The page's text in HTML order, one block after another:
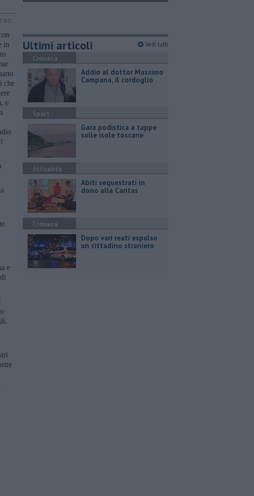
in
che
e
e
Ultimi articoli Vedi tutti
Cronaca
Addio al dottor Massimo
Campana, il cordoglio
Sport
Gara podistica a tappe
sulle isole toscane
Attualità
Abiti sequestrati in
dono alla Caritas
Cronaca
Dopo vari reati espulso
un cittadino straniero